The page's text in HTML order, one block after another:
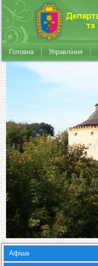
Головна Управління
Афіша